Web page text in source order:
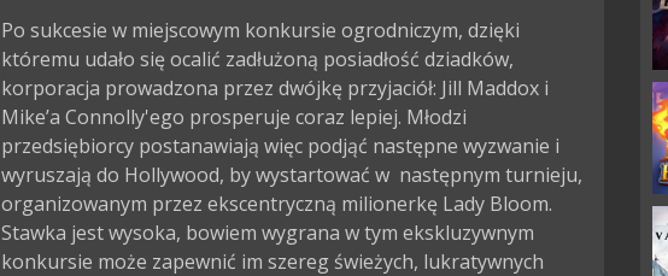
Po sukcesie w miejscowym konkursie ogrodniczym, dzięki
któremu udało się ocalić zadłużoną posiadłość dziadków,
korporacja prowadzona przez dwójkę przyjaciół: Jill Maddox i
Mike’a Connolly'ego prosperuje coraz lepiej. Młodzi
przedsiębiorcy postanawiają więc podjąć następne wyzwanie i
wyruszają do Hollywood, by wystartować w  następnym turnieju,
organizowanym przez ekscentryczną milionerkę Lady Bloom.
Stawka jest wysoka, bowiem wygrana w tym ekskluzywnym
konkursie może zapewnić im szereg świeżych, lukratywnych